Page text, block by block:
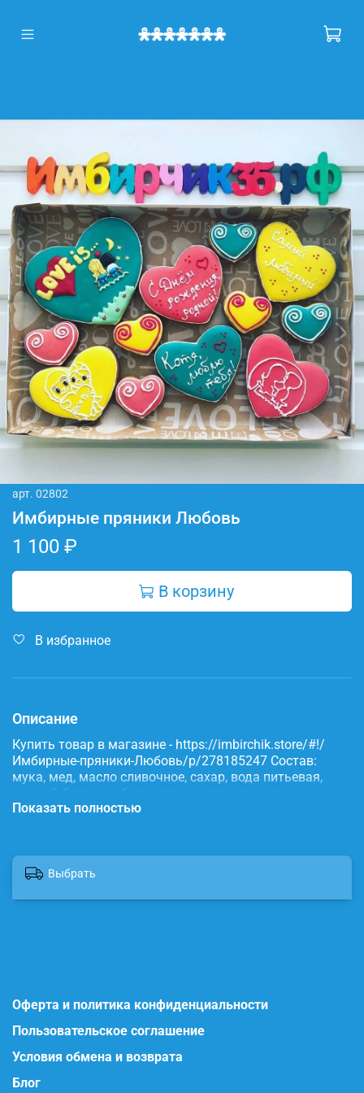
арт. 02802
Имбирные пряники Любовь
1 100 ₽
В корзину
В избранное
Описание
Купить товар в магазине - https://imbirchik.store/#!/
Имбирные-пряники-Любовь/p/278185247 Состав:
мука, мед, масло сливочное, сахар, вода питьевая,
яичный белок, имбирь, корица, сода, пищевые
красители.
Показать полностью
Выбрать
Оферта и политика конфиденциальности
Пользовательское соглашение
Условия обмена и возврата
Блог